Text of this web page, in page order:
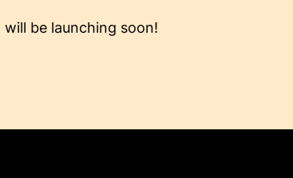
be launching soon!